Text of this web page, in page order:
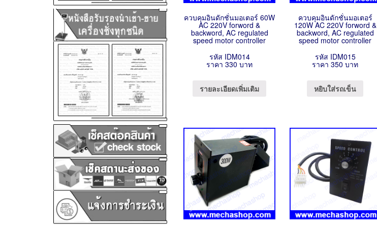
ควบคุมอินดักชั่นมอเตอร์ 60W
AC 220V forword &
backword, AC regulated
speed motor controller
รหัส IDM014
ราคา 330 บาท
รายละเอียดเพิ่มเติม
ควบคุมอินดักชั่นมอเตอร์
120W AC 220V forword &
backword, AC regulated
speed motor controller
รหัส IDM015
ราคา 350 บาท
หยิบใส่รถเข็น